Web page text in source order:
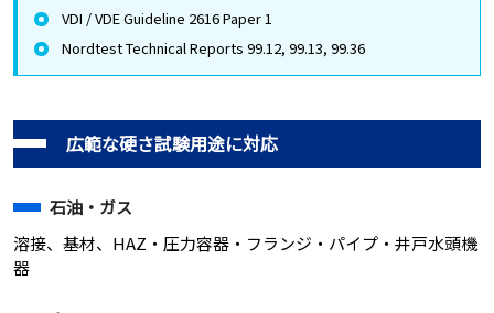
VDI / VDE Guideline 2616 Paper 1
Nordtest Technical Reports 99.12, 99.13, 99.36
広範な硬さ試験用途に対応
石油・ガス
溶接、基材、HAZ・圧力容器・フランジ・パイプ・井戸水頭機
器